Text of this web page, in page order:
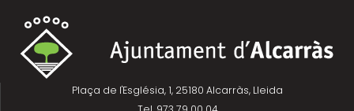
Plaça de l'Església, 1, 25180 Alcarràs, Lleida